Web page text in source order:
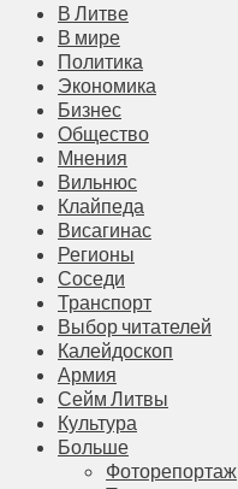
В Литве
В мире
Политика
Экономика
Бизнес
Общество
Мнения
Вильнюс
Клайпеда
Висагинас
Регионы
Соседи
Транспорт
Выбор читателей
Калейдоскоп
Армия
Сейм Литвы
Культура
Больше
Фоторепортаж